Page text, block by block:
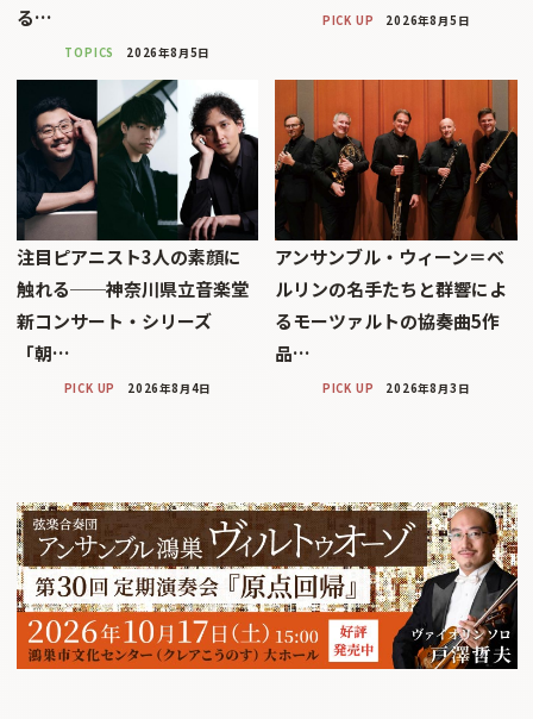
る…
TOPICS 2026年8月5日
PICK UP 2026年8月5日
注目ピアニスト3人の素顔に
触れる──神奈川県立音楽堂
新コンサート・シリーズ
「朝…
PICK UP 2026年8月4日
アンサンブル・ウィーン＝ベ
ルリンの名手たちと群響によ
るモーツァルトの協奏曲5作
品…
PICK UP 2026年8月3日